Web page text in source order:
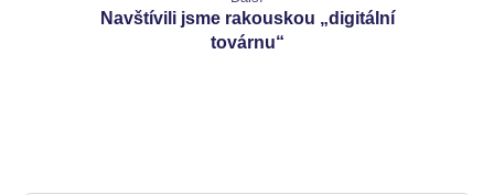
Navštívili jsme rakouskou „digitální
továrnu“